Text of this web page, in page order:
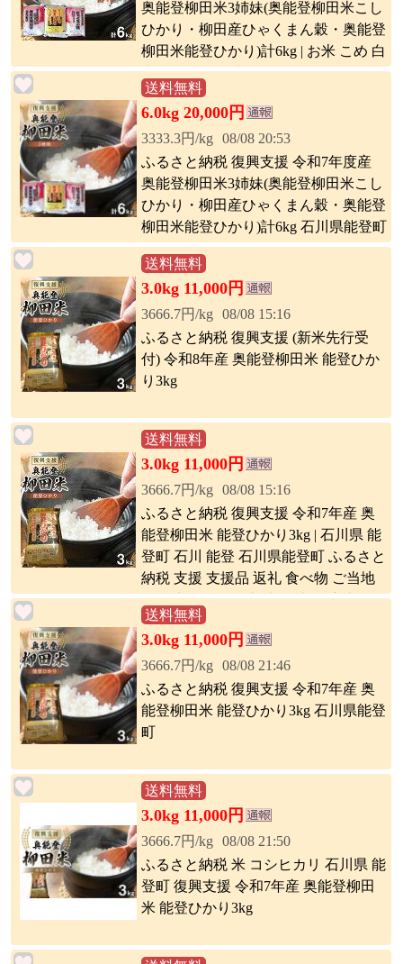
奥能登柳田米3姉妹(奥能登柳田米こし
ひかり・柳田産ひゃくまん穀・奥能登
柳田米能登ひかり)計6kg | お米 こめ 白
米 奥能登柳田米 こしひかり コシヒカ
リ 能登ひかり のとひかり 食品 人気
おすすめ 送料無料
送料無料
6.0kg 20,000円
3333.3円/kg 08/08 20:53
ふるさと納税 復興支援 令和7年度産
奥能登柳田米3姉妹(奥能登柳田米こし
ひかり・柳田産ひゃくまん穀・奥能登
柳田米能登ひかり)計6kg 石川県能登町
送料無料
3.0kg 11,000円
3666.7円/kg 08/08 15:16
ふるさと納税 復興支援 (新米先行受
付) 令和8年産 奥能登柳田米 能登ひか
り3kg
送料無料
3.0kg 11,000円
3666.7円/kg 08/08 15:16
ふるさと納税 復興支援 令和7年産 奥
能登柳田米 能登ひかり3kg | 石川県 能
登町 石川 能登 石川県能登町 ふるさと
納税 支援 支援品 返礼 食べ物 ご当地
ご当地グルメ お米 米 白米 国産米 ご
飯 特産品 名産 特産 名産品
送料無料
3.0kg 11,000円
3666.7円/kg 08/08 21:46
ふるさと納税 復興支援 令和7年産 奥
能登柳田米 能登ひかり3kg 石川県能登
町
送料無料
3.0kg 11,000円
3666.7円/kg 08/08 21:50
ふるさと納税 米 コシヒカリ 石川県 能
登町 復興支援 令和7年産 奥能登柳田
米 能登ひかり3kg